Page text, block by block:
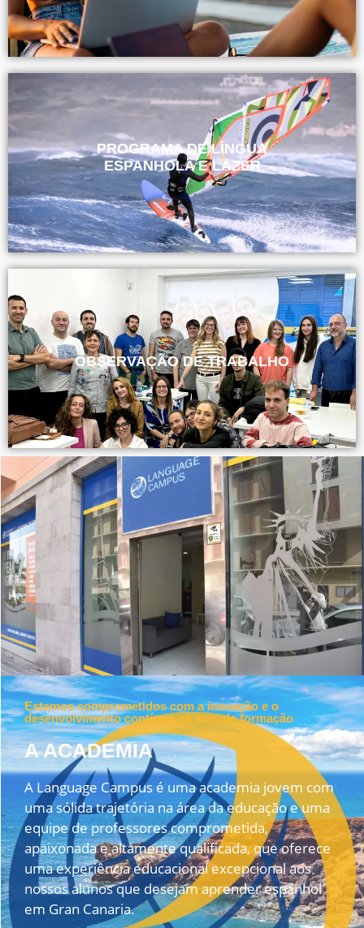
PROGRAMA DE LÍNGUA
ESPANHOLA E LAZER
OBSERVAÇÃO DE TRABALHO
Estamos comprometidos com a inovação e o
desenvolvimento contínuo na área de formação
A ACADEMIA
A Language Campus é uma academia jovem com
uma sólida trajetória na área da educação e uma
equipe de professores comprometida,
apaixonada e altamente qualificada, que oferece
uma experiência educacional excepcional aos
nossos alunos que desejam aprender espanhol
em Gran Canaria.